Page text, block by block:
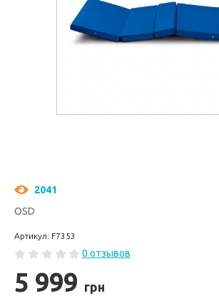
2041
OSD
Артикул: F7353
0 отзывов
5 999 грн